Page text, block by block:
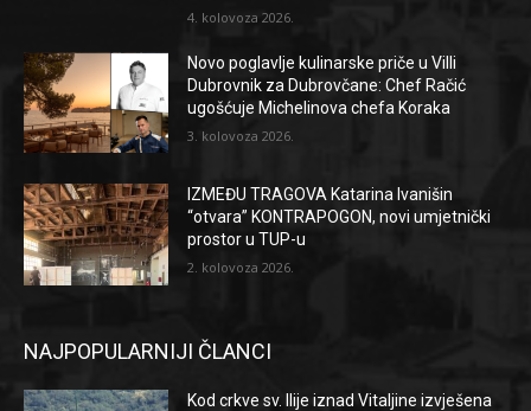
4. kolovoza 2026.
Novo poglavlje kulinarske priče u Villi
Dubrovnik za Dubrovčane: Chef Račić
ugošćuje Michelinova chefa Koraka
3. kolovoza 2026.
IZMEĐU TRAGOVA Katarina Ivanišin
“otvara” KONTRAPOGON, novi umjetnički
prostor u TUP-u
2. kolovoza 2026.
NAJPOPULARNIJI ČLANCI
Kod crkve sv. Ilije iznad Vitaljine izvješena